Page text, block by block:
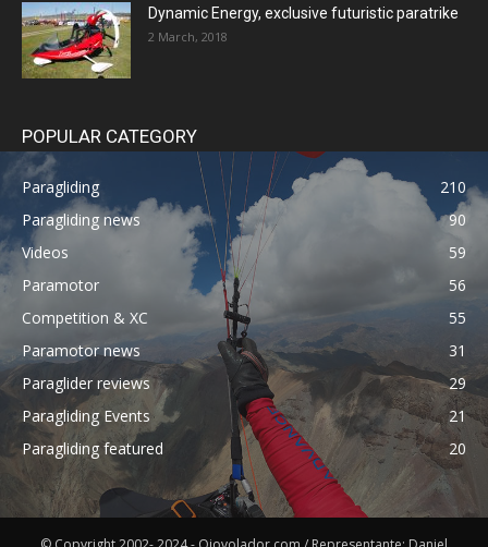
Dynamic Energy, exclusive futuristic paratrike
2 March, 2018
POPULAR CATEGORY
Paragliding
210
Paragliding news
90
Videos
59
Paramotor
56
Competition & XC
55
Paramotor news
31
Paraglider reviews
29
Paragliding Events
21
Paragliding featured
20